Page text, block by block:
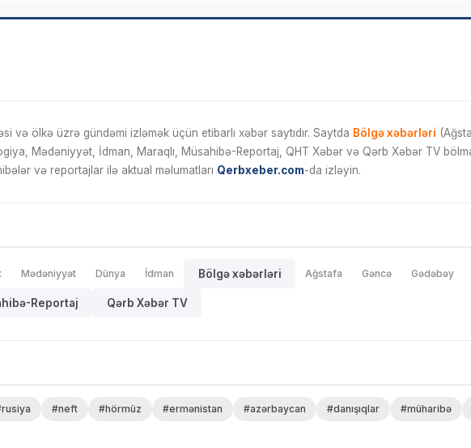
və ölkə üzrə gündəmi izləmək üçün etibarlı xəbər saytıdır. Saytda Bölgə xəbərləri
Mədəniyyət, İdman, Maraqlı, Müsahibə-Reportaj, QHT Xəbər və Qərb Xəbər TV
və reportajlar ilə aktual məlumatları Qerbxeber.com-da izləyin.
Mədəniyyət Dünya İdman Bölgə xəbərləri Ağstafa Gəncə Gədəbəy
Reportaj Qərb Xəbər TV
#neft #hörmüz #ermənistan #azərbaycan #danışıqlar #müharibə